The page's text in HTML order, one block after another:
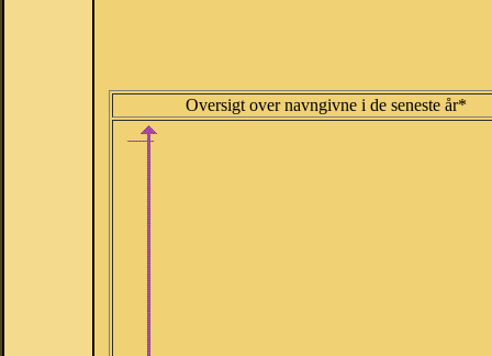
Oversigt over navngivne i de seneste år*